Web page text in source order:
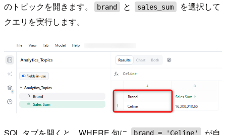
のトピックを開きます。
brand と sales_sum
を選択して
クエリを実行します。
SQL タブを開くと、WHERE 句に brand = 'Celine'
が自